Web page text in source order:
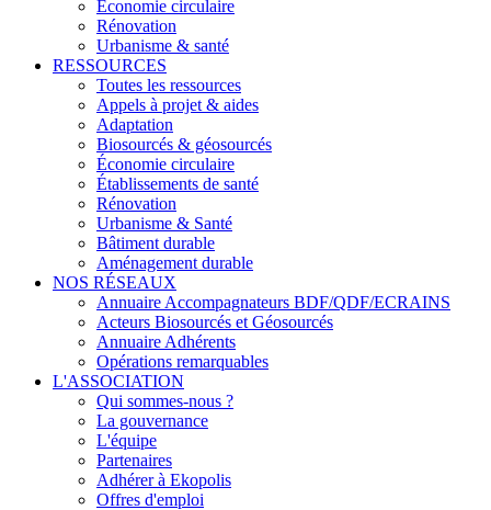
Économie circulaire
Rénovation
Urbanisme & santé
RESSOURCES
Toutes les ressources
Appels à projet & aides
Adaptation
Biosourcés & géosourcés
Économie circulaire
Établissements de santé
Rénovation
Urbanisme & Santé
Bâtiment durable
Aménagement durable
NOS RÉSEAUX
Annuaire Accompagnateurs BDF/QDF/ECRAINS
Acteurs Biosourcés et Géosourcés
Annuaire Adhérents
Opérations remarquables
L'ASSOCIATION
Qui sommes-nous ?
La gouvernance
L'équipe
Partenaires
Adhérer à Ekopolis
Offres d'emploi